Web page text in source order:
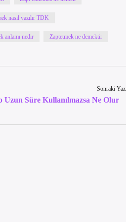
nasıl yazılır TDK
anlamı nedir Zaptetmek ne demektir
Sonraki
Uzun Süre Kullanılmazsa Ne Olur